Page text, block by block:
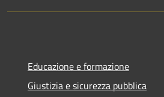
Educazione e formazione
Giustizia e sicurezza pubblica